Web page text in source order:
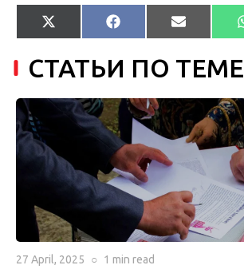
Share
on
X
(Twitter)
Share
on
Facebook Share
on
Email
СТАТЬИ ПО ТЕМЕ
27 April, 2025 ○ 1 min read